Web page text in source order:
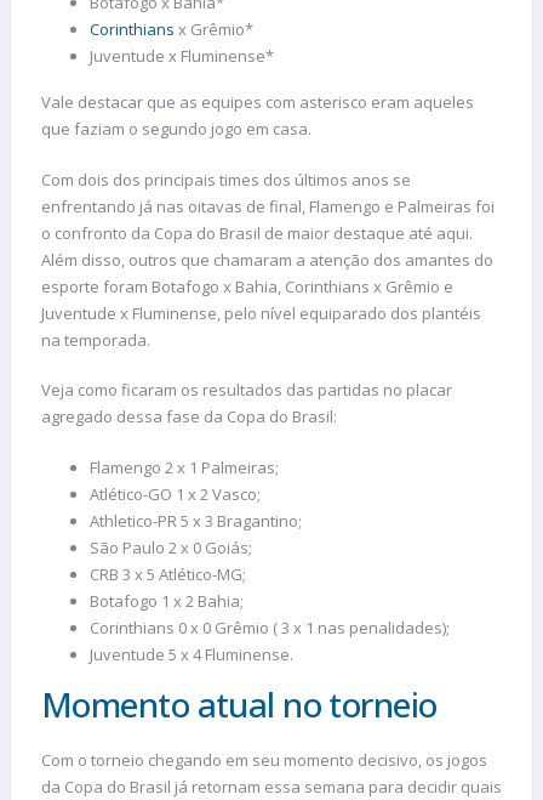
Corinthians x Grêmio*
Juventude x Fluminense*
Vale destacar que as equipes com asterisco eram aqueles
que faziam o segundo jogo em casa.
Com dois dos principais times dos últimos anos se
enfrentando já nas oitavas de final, Flamengo e Palmeiras foi
o confronto da Copa do Brasil de maior destaque até aqui.
Além disso, outros que chamaram a atenção dos amantes do
esporte foram Botafogo x Bahia, Corinthians x Grêmio e
Juventude x Fluminense, pelo nível equiparado dos plantéis
na temporada.
Veja como ficaram os resultados das partidas no placar
agregado dessa fase da Copa do Brasil:
Flamengo 2 x 1 Palmeiras;
Atlético-GO 1 x 2 Vasco;
Athletico-PR 5 x 3 Bragantino;
São Paulo 2 x 0 Goiás;
CRB 3 x 5 Atlético-MG;
Botafogo 1 x 2 Bahia;
Corinthians 0 x 0 Grêmio ( 3 x 1 nas penalidades);
Juventude 5 x 4 Fluminense.
Momento atual no torneio
Com o torneio chegando em seu momento decisivo, os jogos
da Copa do Brasil já retornam essa semana para decidir quais